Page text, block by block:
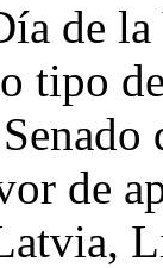
de la
tipo
de